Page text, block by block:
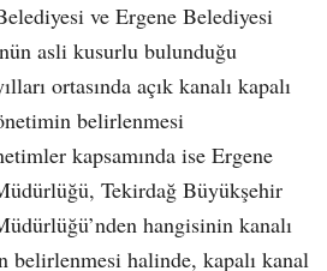
ve Ergene Belediyesi
asli kusurlu bulunduğu
ortasında açık kanalı kapalı
belirlenmesi
kapsamında ise Ergene
Tekirdağ Büyükşehir
hangisinin kanalı
belirlenmesi halinde, kapalı kanal